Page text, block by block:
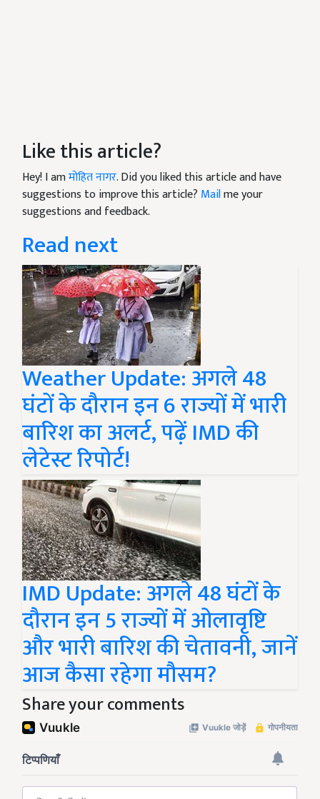
Like this article?
Hey! I amमोहित नागर. Did you liked this article and have
suggestions to improve this article? Mailme your
suggestions and feedback.
Read next
Weather Update: अगले 48
घंटों के दौरान इन 6 राज्यों में भारी
बारिश का अलर्ट, पढ़ें IMD की
लेटेस्ट रिपोर्ट!
IMD Update: अगले 48 घंटों के
दौरान इन 5 राज्यों में ओलावृष्टि
और भारी बारिश की चेतावनी, जानें
आज कैसा रहेगा मौसम?
Share your comments